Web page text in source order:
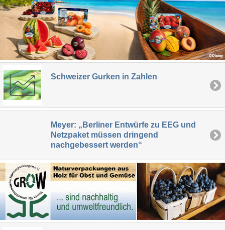
Schweizer Gurken in Zahlen
Meyer: „Berliner Entwürfe zu EEG und
Netzpaket müssen dringend
nachgebessert werden“